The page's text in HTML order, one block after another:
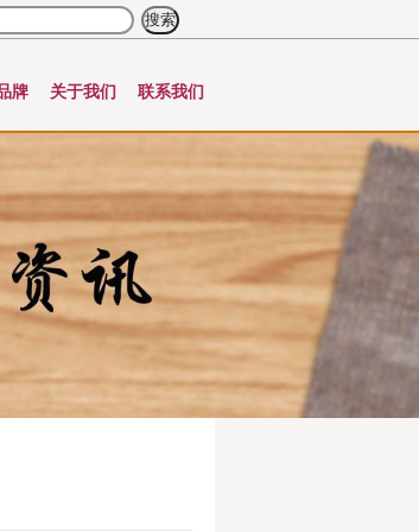
牌 关于我们 联系我们